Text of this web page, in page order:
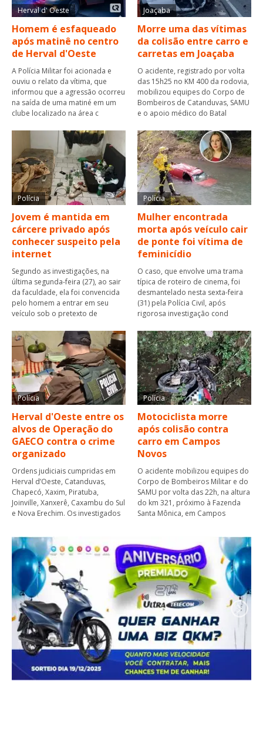
Herval d' Oeste
Homem é esfaqueado
após matinê no centro
de Herval d'Oeste
A Polícia Militar foi acionada e
ouviu o relato da vítima, que
informou que a agressão ocorreu
na saída de uma matiné em um
clube localizado na área c
Joaçaba
Morre uma das vítimas
da colisão entre carro e
carretas em Joaçaba
O acidente, registrado por volta
das 15h25 no KM 400 da rodovia,
mobilizou equipes do Corpo de
Bombeiros de Catanduvas, SAMU
e o apoio médico do Batal
Polícia
Jovem é mantida em
cárcere privado após
conhecer suspeito pela
internet
Segundo as investigações, na
última segunda-feira (27), ao sair
da faculdade, ela foi convencida
pelo homem a entrar em seu
veículo sob o pretexto de
Polícia
Mulher encontrada
morta após veículo cair
de ponte foi vítima de
feminicídio
O caso, que envolve uma trama
típica de roteiro de cinema, foi
desmantelado nesta sexta-feira
(31) pela Polícia Civil, após
rigorosa investigação cond
Polícia
Herval d'Oeste entre os
alvos de Operação do
GAECO contra o crime
organizado
Ordens judiciais cumpridas em
Herval d’Oeste, Catanduvas,
Chapecó, Xaxim, Piratuba,
Joinville, Xanxerê, Caxambu do Sul
e Nova Erechim. Os investigados
Polícia
Motociclista morre
após colisão contra
carro em Campos
Novos
O acidente mobilizou equipes do
Corpo de Bombeiros Militar e do
SAMU por volta das 22h, na altura
do km 321, próximo à Fazenda
Santa Mônica, em Campos